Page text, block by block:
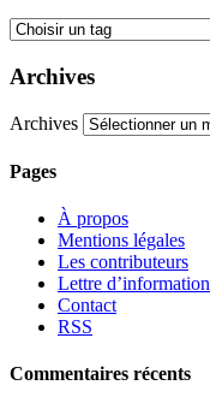
Archives
Archives
Pages
À propos
Mentions légales
Les contributeurs
Lettre d’information
Contact
RSS
Commentaires récents